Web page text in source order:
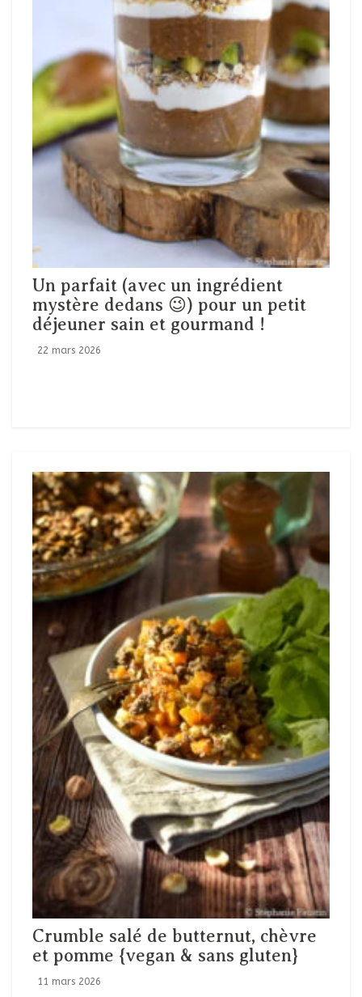
Un parfait (avec un ingrédient
mystère dedans 😉) pour un petit
déjeuner sain et gourmand !
22 mars 2026
Crumble salé de butternut, chèvre
et pomme {vegan & sans gluten}
11 mars 2026